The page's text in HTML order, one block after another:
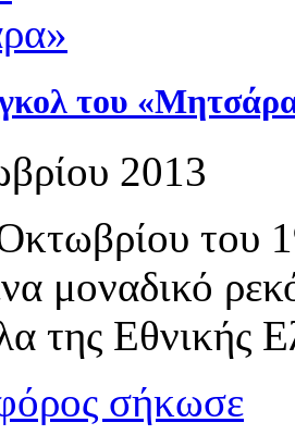
του
2013
του
μοναδικό
της Εθνικής